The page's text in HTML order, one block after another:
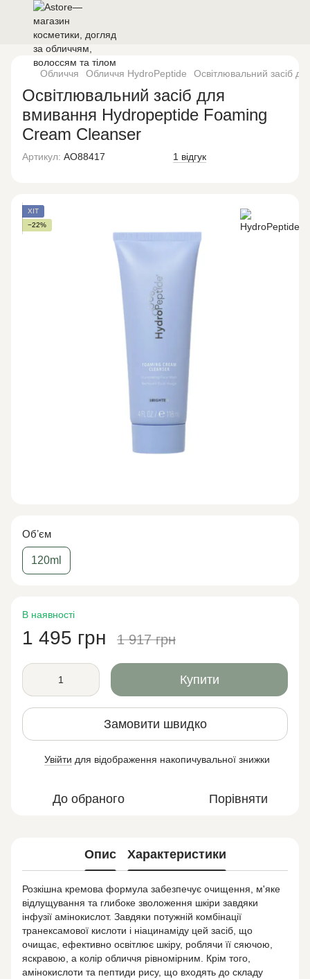
Обличчя Обличчя HydroPeptide Освітлювальний засіб
Освітлювальний засіб для
вмивання Hydropeptide Foaming
Cream Cleanser
Артикул: AO88417 1 відгук
ХІТ
−22%
Обʼєм
120ml
В наявності
1 495 грн 1 917 грн
Купити
Замовити швидко
Увійти для відображення накопичувальної знижки
До обраного Порівняти
Опис Характеристики
Розкішна кремова формула забезпечує очищення, м'яке
відлущування та глибоке зволоження шкіри завдяки
інфузії амінокислот. Завдяки потужній комбінації
транексамової кислоти і ніацинаміду цей засіб, що
очищає, ефективно освітлює шкіру, роблячи її сяючою,
яскравою, а колір обличчя рівномірним. Крім того,
амінокислоти та пептиди рису, що входять до складу